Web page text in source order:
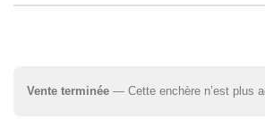
Vente terminée — Cette enchère n’est plus